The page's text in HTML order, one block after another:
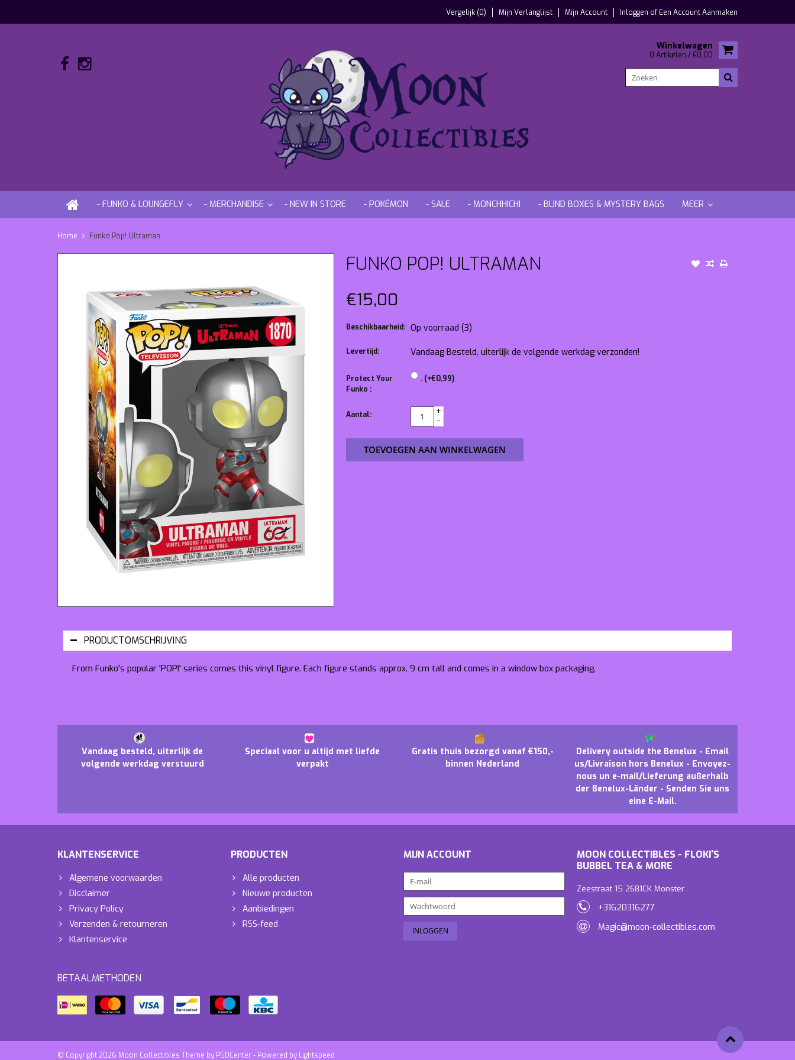
Vergelijk (0) Mijn Verlanglijst Mijn Account Inloggen ofEen Account Aanmaken
Winkelwagen
0 Artikelen / €0,00
- FUNKO & LOUNGEFLY - MERCHANDISE - NEW IN STORE - POKÉMON - SALE - MONCHHICHI - BLIND BOXES & MYSTERY BAGS MEER
Home Funko Pop! Ultraman
FUNKO POP! ULTRAMAN
€15,00
Beschikbaarheid: Op voorraad (3)
Levertijd: Vandaag Besteld, uiterlijk de volgende werkdag verzonden!
Protect Your
Funko :
. (+€0,99)
Aantal:
+
-
TOEVOEGEN AAN WINKELWAGEN
PRODUCTOMSCHRIJVING
From Funko's popular 'POP!' series comes this vinyl figure. Each figure stands approx. 9 cm tall and comes in a window box packaging.
Vandaag besteld, uiterlijk de
volgende werkdag verstuurd
Speciaal voor u altijd met liefde
verpakt
Gratis thuis bezorgd vanaf €150,-
binnen Nederland
Delivery outside the Benelux - Email
us/Livraison hors Benelux - Envoyez-
nous un e-mail/Lieferung außerhalb
der Benelux-Länder - Senden Sie uns
eine E-Mail.
KLANTENSERVICE
Algemene voorwaarden
Disclaimer
Privacy Policy
Verzenden & retourneren
Klantenservice
PRODUCTEN
Alle producten
Nieuwe producten
Aanbiedingen
RSS-feed
MIJN ACCOUNT
MOON COLLECTIBLES - FLOKI'S
BUBBEL TEA & MORE
Zeestraat 15 2681CK Monster
+31620316277
Magic@moon-collectibles.com
BETAALMETHODEN
© Copyright 2026 Moon Collectibles Theme by PSDCenter- Powered by Lightspeed